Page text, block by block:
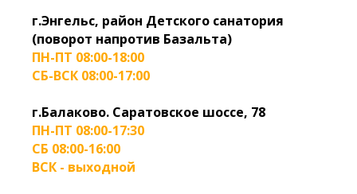
г.Энгельс, район Детского санатория
(поворот напротив Базальта)
ПН-ПТ 08:00-18:00
СБ-ВСК 08:00-17:00
г.Балаково. Саратовское шоссе, 78
ПН-ПТ 08:00-17:30
СБ 08:00-16:00
ВСК - выходной